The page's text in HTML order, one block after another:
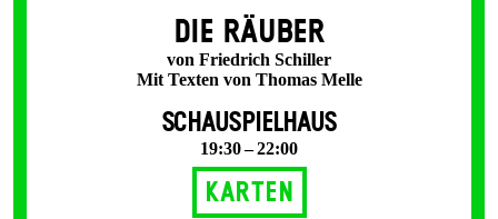
DIE RÄUBER
von Friedrich Schiller
Mit Texten von Thomas Melle
SCHAUSPIELHAUS
19:30 – 22:00
Karten